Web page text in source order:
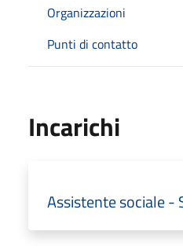
Organizzazioni
Punti di contatto
Incarichi
Assistente sociale -